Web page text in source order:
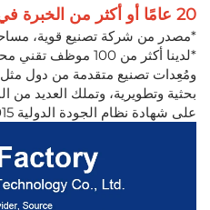
20 عامًا أو أكثر من الخبرة في الإنتاج والتصنيع
*مصدر من شركة تصنيع قوية، مساحة المصنع
*لدينا أكثر من 100
ومُعِدات تصنيع متقدمة من دول مثل
بحثية وتطويرية، وتملك العديد من
على شهادة نظام الجودة الدولية ISO9001-2015.